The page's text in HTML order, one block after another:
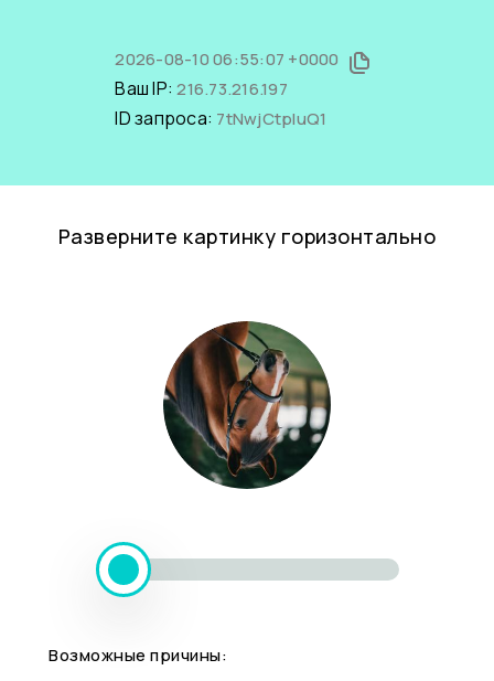
2026-08-10 06:55:07 +0000
Ваш IP:216.73.216.197
ID запроса: 7tNwjCtpIuQ1
Разверните картинку горизонтально
Возможные причины: